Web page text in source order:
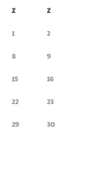
Z Z
1 2
8 9
15 16
22 23
29 30